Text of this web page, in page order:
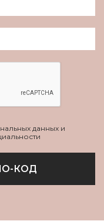
данных и
ПРОМО-КОД